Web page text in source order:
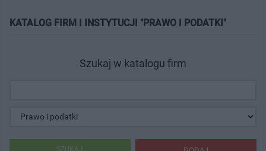
KATALOG FIRM I INSTYTUCJI "PRAWO I PODATKI"
Szukaj w katalogu firm
SZUKAJ